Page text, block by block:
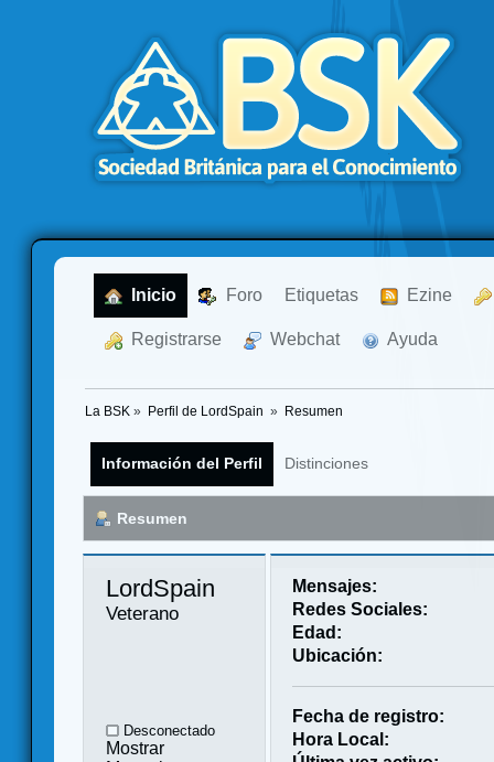
Inicio Foro Etiquetas Ezine
Registrarse Webchat Ayuda
La BSK » Perfil de LordSpain » Resumen
Información del Perfil Distinciones
Resumen
LordSpain
Veterano
Desconectado
Mostrar
Mensajes:
Redes Sociales:
Edad:
Ubicación:
Fecha de registro:
Hora Local: